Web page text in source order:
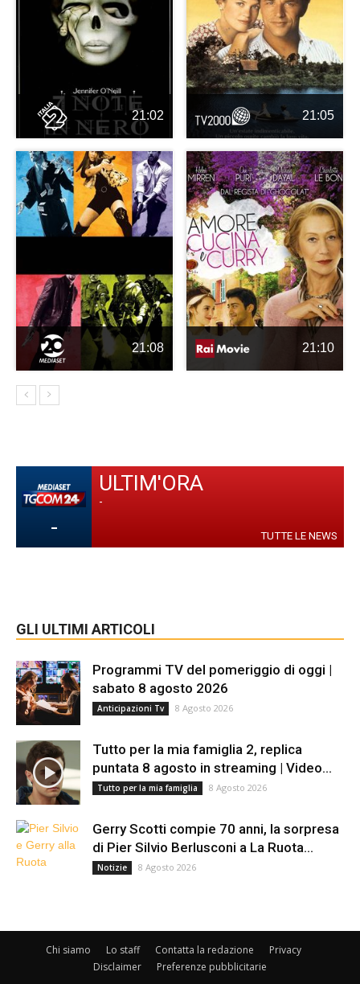
21:02 21:05
21:08 21:10
-
ULTIM'ORA
-
TUTTE LE NEWS
GLI ULTIMI ARTICOLI
Programmi TV del pomeriggio di oggi |
sabato 8 agosto 2026
Anticipazioni Tv 8 Agosto 2026
Tutto per la mia famiglia 2, replica
puntata 8 agosto in streaming | Video...
Tutto per la mia famiglia 8 Agosto 2026
Gerry Scotti compie 70 anni, la sorpresa
di Pier Silvio Berlusconi a La Ruota...
Notizie 8 Agosto 2026
Chi siamo Lo staff Contatta la redazione
Privacy
Disclaimer
Preferenze pubblicitarie